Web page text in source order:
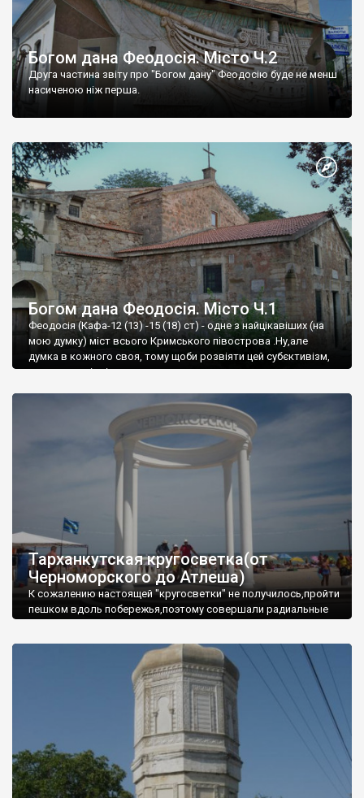
Богом дана Феодосія. Місто Ч.2
Друга частина звіту про "Богом дану" Феодосію буде не менш
насиченою ніж перша.
Богом дана Феодосія. Місто Ч.1
Феодосія (Кафа-12 (13) -15 (18) ст) - одне з найцікавіших (на
мою думку) міст всього Кримського півострова .Ну,але
думка в кожного своя, тому щоби розвіяти цей субєктивізм,
запрошую відвідати це
Тарханкутская кругосветка(от
Черноморского до Атлеша)
К сожалению настоящей "кругосветки" не получилось,пройти
пешком вдоль побережья,поэтому совершали радиальные